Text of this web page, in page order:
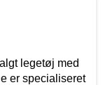
legetøj med
er specialiseret